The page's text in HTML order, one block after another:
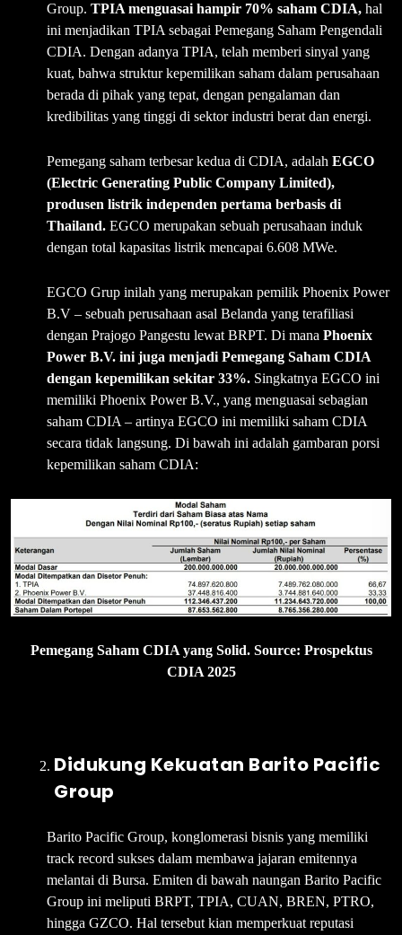
Group. TPIA menguasai hampir 70% saham CDIA, hal
ini menjadikan TPIA sebagai Pemegang Saham Pengendali
CDIA. Dengan adanya TPIA, telah memberi sinyal yang
kuat, bahwa struktur kepemilikan saham dalam perusahaan
berada di pihak yang tepat, dengan pengalaman dan
kredibilitas yang tinggi di sektor industri berat dan energi.
Pemegang saham terbesar kedua di CDIA, adalah EGCO
(Electric Generating Public Company Limited),
produsen listrik independen pertama berbasis di
Thailand. EGCO merupakan sebuah perusahaan induk
dengan total kapasitas listrik mencapai 6.608 MWe.
EGCO Grup inilah yang merupakan pemilik Phoenix Power
B.V – sebuah perusahaan asal Belanda yang terafiliasi
dengan Prajogo Pangestu lewat BRPT. Di mana Phoenix
Power B.V. ini juga menjadi Pemegang Saham CDIA
dengan kepemilikan sekitar 33%. Singkatnya EGCO ini
memiliki Phoenix Power B.V., yang menguasai sebagian
saham CDIA – artinya EGCO ini memiliki saham CDIA
secara tidak langsung. Di bawah ini adalah gambaran porsi
kepemilikan saham CDIA:
Pemegang Saham CDIA yang Solid. Source: Prospektus
CDIA 2025
Didukung Kekuatan Barito Pacific
Group
Barito Pacific Group, konglomerasi bisnis yang memiliki
track record sukses dalam membawa jajaran emitennya
melantai di Bursa. Emiten di bawah naungan Barito Pacific
Group ini meliputi BRPT, TPIA, CUAN, BREN, PTRO,
hingga GZCO. Hal tersebut kian memperkuat reputasi